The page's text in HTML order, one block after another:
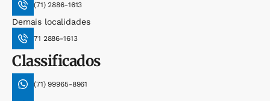
(71) 2886-1613
Demais localidades
71 2886-1613
Classificados
(71) 99965-8961